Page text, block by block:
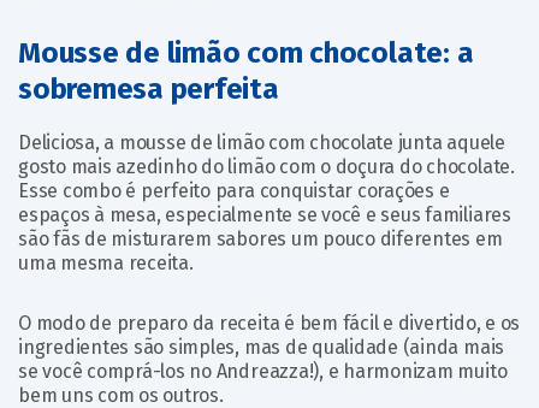
Mousse de limão com chocolate: a
sobremesa perfeita
Deliciosa, a mousse de limão com chocolate junta aquele
gosto mais azedinho do limão com o doçura do chocolate.
Esse combo é perfeito para conquistar corações e
espaços à mesa, especialmente se você e seus familiares
são fãs de misturarem sabores um pouco diferentes em
uma mesma receita.
O modo de preparo da receita é bem fácil e divertido, e os
ingredientes são simples, mas de qualidade (ainda mais
se você comprá-los no Andreazza!), e harmonizam muito
bem uns com os outros.